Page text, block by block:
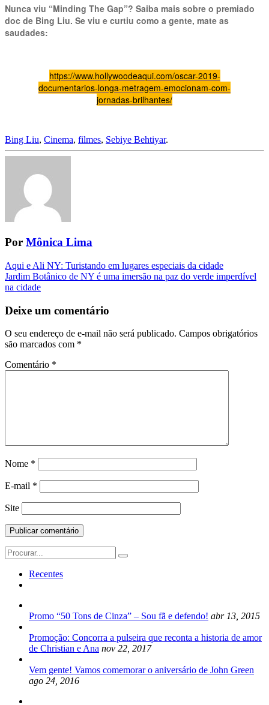
Nunca viu “Minding The Gap”? Saiba mais sobre o premiado
doc de Bing Liu. Se viu e curtiu como a gente, mate as
saudades:
https://www.hollywoodeaqui.com/oscar-2019-
documentarios-longa-metragem-emocionam-com-
jornadas-brilhantes/
Bing Liu, Cinema, filmes, Sebiye Behtiyar.
Por Mônica Lima
Navegação
da
Aqui e Ali NY: Turistando em lugares especiais da cidade
Jardim Botânico de NY é uma imersão na paz do verde imperdível
na cidade
Deixe um comentário
O seu endereço de e-mail não será publicado. Campos obrigatórios
são marcados com *
Comentário *
Nome *
E-mail *
Site
Search
for:
Recentes
Promo “50 Tons de Cinza” – Sou fã e defendo! abr 13, 2015
Promoção: Concorra a pulseira que reconta a historia de amor
de Christian e Ana nov 22, 2017
Vem gente! Vamos comemorar o aniversário de John Green
ago 24, 2016